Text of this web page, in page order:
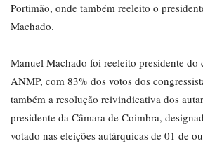
Portimão, onde também reeleito o
Machado.
Manuel Machado foi reeleito presidente do
ANMP, com 83% dos votos dos
também a resolução reivindicativa dos
presidente da Câmara de Coimbra,
votado nas eleições autárquicas de 01 de